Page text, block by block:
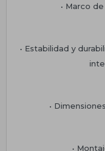
• Marco
• Estabilidad y
•
•